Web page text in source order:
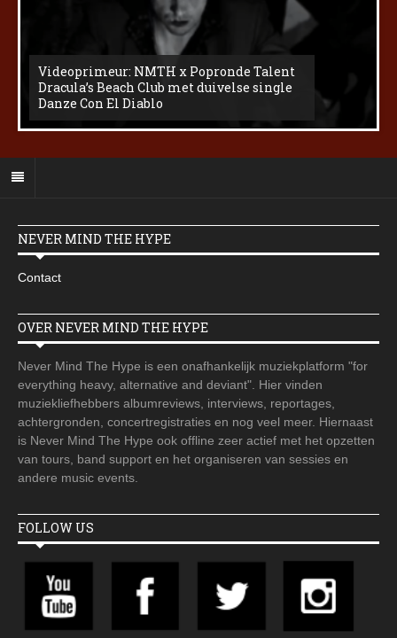
Videoprimeur: NMTH x Popronde Talent
Dracula’s Beach Club met duivelse single
Danze Con El Diablo
NEVER MIND THE HYPE
Contact
OVER NEVER MIND THE HYPE
Never Mind The Hype is een onafhankelijk muziekplatform "for
everything heavy, alternative and deviant". Hier vinden
muziekliefhebbers albumreviews, interviews, reportages,
achtergronden, concertregistraties en nog veel meer. Hiernaast
is Never Mind The Hype ook offline zeer actief met het opzetten
van tours, band support en het organiseren van sessies en
andere music events.
FOLLOW US